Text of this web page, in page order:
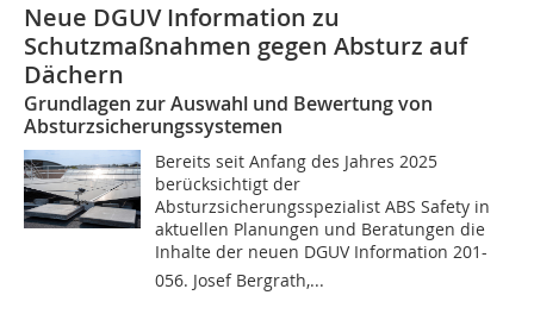
Neue DGUV Information zu
Schutzmaßnahmen gegen Absturz auf
Dächern
Grundlagen zur Auswahl und Bewertung von
Absturzsicherungssystemen
Bereits seit Anfang des Jahres 2025
berücksichtigt der
Absturzsicherungsspezialist ABS Safety in
aktuellen Planungen und Beratungen die
Inhalte der neuen DGUV Information 201-
056. Josef Bergrath,...